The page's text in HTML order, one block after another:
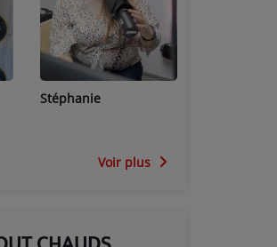
Jean-Michel
Voir plus